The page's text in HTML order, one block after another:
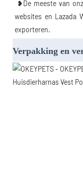
websites en Lazada
exporteren.
Verpakking en